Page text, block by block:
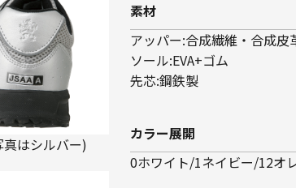
素材
アッパー:合成繊維・合成皮
ソール:EVA+ゴム
先芯:鋼鉄製
カラー展開
0ホワイト/1ネイビー/12オ
真はシルバー)